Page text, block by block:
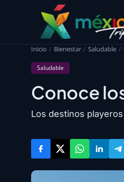
Inicio Bienestar Saludable
Saludable
Conoce
Los destinos